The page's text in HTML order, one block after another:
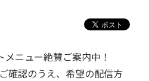
ニュー絶賛ご案内中！
認のうえ、希望の配信方